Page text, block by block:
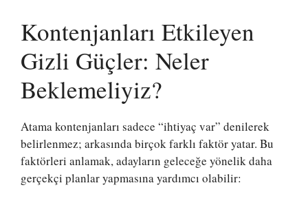
Kontenjanları Etkileyen
Gizli Güçler: Neler
Beklemeliyiz?
Atama kontenjanları sadece “ihtiyaç var” denilerek
belirlenmez; arkasında birçok farklı faktör yatar. Bu
faktörleri anlamak, adayların geleceğe yönelik daha
gerçekçi planlar yapmasına yardımcı olabilir: